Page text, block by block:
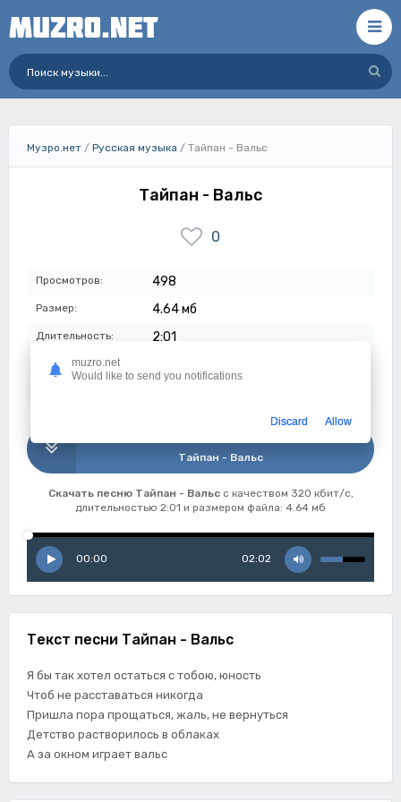
Музро.нет / Русская музыка / Тайпан - Вальс
Тайпан - Вальс
0
Просмотров: 498
Размер: 4.64 мб
Длительность: 2:01
Качество:
Тайпан - Вальс
Скачать песню Тайпан - Вальсс качеством 320 кбит/с,
длительностью 2:01 и размером файла: 4.64 мб
00:00 02:02
Текст песни Тайпан - Вальс
Я бы так хотел остаться с тобою, юность
Чтоб не расставаться никогда
Пришла пора прощаться, жаль, не вернуться
Детство растворилось в облаках
А за окном играет вальс
muzro.net
Would like to send you notifications
Discard Allow